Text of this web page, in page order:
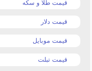
قیمت طلا و سکه
قیمت دلار
قیمت موبایل
قیمت تبلت